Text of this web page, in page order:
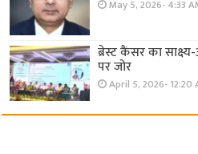
May 5, 2026- 4:33
ब्रेस्ट कैंसर का
पर जोर
April 5, 2026- 12:20